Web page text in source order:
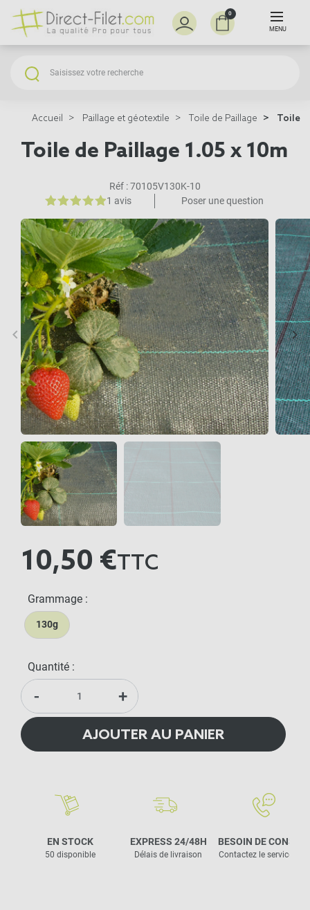
0
MENU
Accueil Paillage et géotextile Toile de Paillage Toile
Toile de Paillage 1.05 x 10m
Réf :70105V130K-10
1 avis
Poser une question
Précédent
keyboard_arrow_left keyboard_arrow_right
10,50 €TTC
Grammage :
130g
Quantité :
- +
AJOUTER AU PANIER
EN STOCK
50 disponible
EXPRESS 24/48H
Délais de livraison
BESOIN DE CONSEIL
Contactez le service